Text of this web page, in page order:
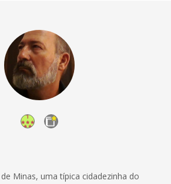
Minas, uma típica cidadezinha do